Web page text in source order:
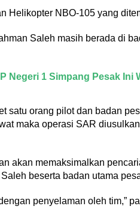
Helikopter NBO-105 yang
Saleh masih berada di
Negeri 1 Simpang Pesak
satu orang pilot dan badan
maka operasi SAR
akan memaksimalkan
beserta badan utama
penyelaman oleh tim,”